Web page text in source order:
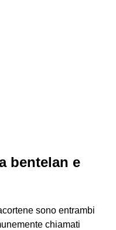
bentelan e
sono entrambi
chiamati